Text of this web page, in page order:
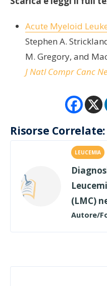
Acute Myeloid
Stephen A.
M. Gregory, and
J Natl Compr Canc
Risorse Correlate:
LEUCEMIA
(LMC)
Autore/